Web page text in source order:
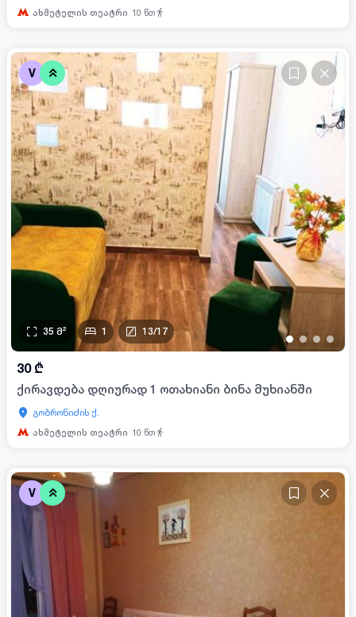
ახმეტელის თეატრი 10 წთ
V
• • • •
35 მ² 1 13/17
30 ₾
ქირავდება დღიურად 1 ოთახიანი ბინა მუხიანში
გობრონიძის ქ.
ახმეტელის თეატრი 10 წთ
V